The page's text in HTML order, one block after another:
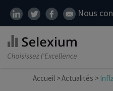
Nous
Accueil Actualités